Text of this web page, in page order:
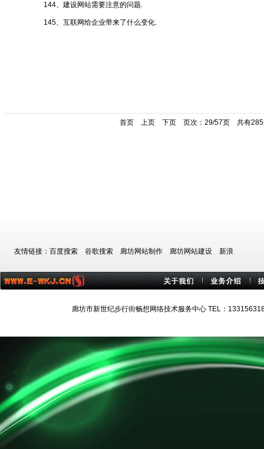
144、建设网站需要注意的问题.
145、互联网给企业带来了什么变化.
首页 上页 下页 页次：29/57页 共有285
友情链接： 百度搜索 谷歌搜索 廊坊网站制作 廊坊网站建设 新浪
廊坊市新世纪步行街畅想网络技术服务中心 TEL：